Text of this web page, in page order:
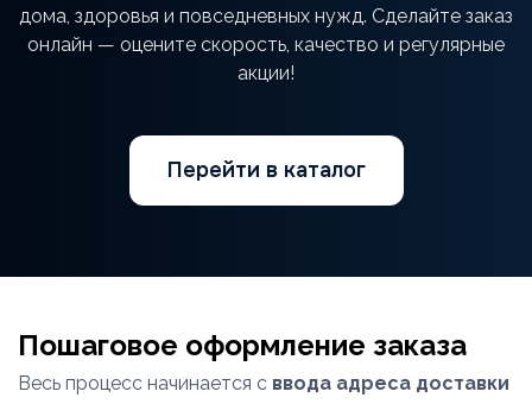
дома, здоровья и повседневных нужд. Сделайте заказ
онлайн — оцените скорость, качество и регулярные
акции!
Перейти в каталог
Пошаговое оформление заказа
Весь процесс начинается с ввода адреса доставки